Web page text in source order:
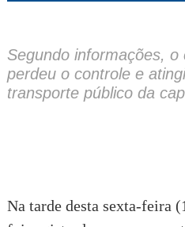
Segundo informações,
perdeu o controle e
transporte público da
Na tarde desta sexta-feira